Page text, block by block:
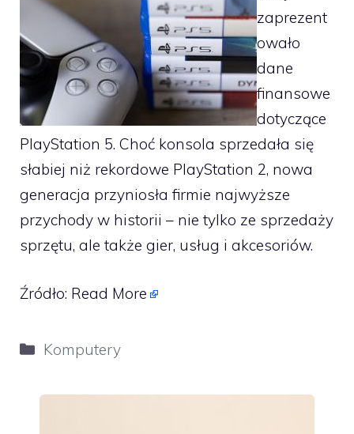
zaprezent
owało
dane
finansowe
dotyczące
PlayStation 5. Choć konsola sprzedała się
słabiej niż rekordowe PlayStation 2, nowa
generacja przyniosła firmie najwyższe
przychody w historii – nie tylko ze sprzedaży
sprzętu, ale także gier, usług i akcesoriów.
Źródło: Read More
Kategorie
Komputery